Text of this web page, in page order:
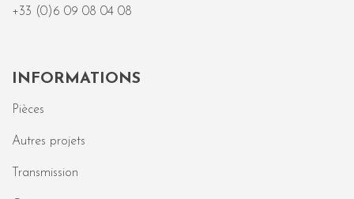
+33 (0)6 09 08 04 08
INFORMATIONS
Pièces
Autres projets
Transmission